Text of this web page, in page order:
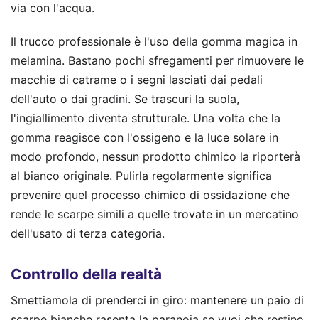
via con l'acqua.
Il trucco professionale è l'uso della gomma magica in
melamina. Bastano pochi sfregamenti per rimuovere le
macchie di catrame o i segni lasciati dai pedali
dell'auto o dai gradini. Se trascuri la suola,
l'ingiallimento diventa strutturale. Una volta che la
gomma reagisce con l'ossigeno e la luce solare in
modo profondo, nessun prodotto chimico la riporterà
al bianco originale. Pulirla regolarmente significa
prevenire quel processo chimico di ossidazione che
rende le scarpe simili a quelle trovate in un mercatino
dell'usato di terza categoria.
Controllo della realtà
Smettiamola di prenderci in giro: mantenere un paio di